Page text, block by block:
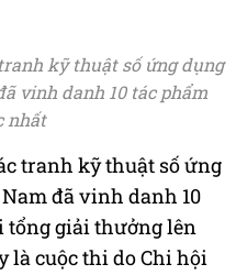
kỹ thuật số ứng dụng
vinh danh 10 tác phẩm
nhất
tranh kỹ thuật số ứng
đã vinh danh 10
tổng giải thưởng lên
là cuộc thi do Chi hội